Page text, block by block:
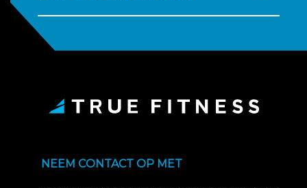
NEEM CONTACT OP MET